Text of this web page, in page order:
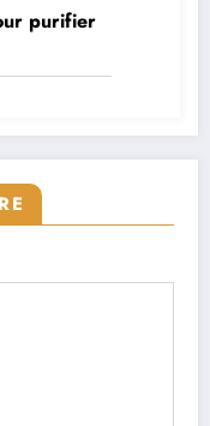
purifier